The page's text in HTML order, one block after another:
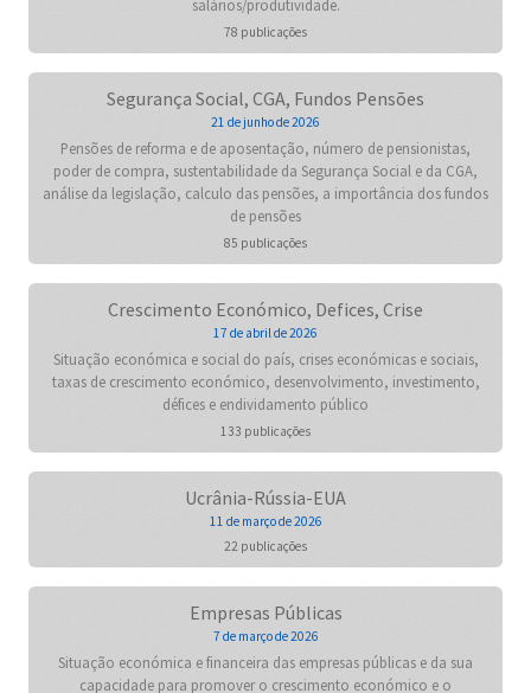
salários/produtividade.
78 publicações
Segurança Social, CGA, Fundos Pensões
21 de junho de 2026
Pensões de reforma e de aposentação, número de pensionistas,
poder de compra, sustentabilidade da Segurança Social e da CGA,
análise da legislação, calculo das pensões, a importância dos fundos
de pensões
85 publicações
Crescimento Económico, Defices, Crise
17 de abril de 2026
Situação económica e social do país, crises económicas e sociais,
taxas de crescimento económico, desenvolvimento, investimento,
défices e endividamento público
133 publicações
Ucrânia-Rússia-EUA
11 de março de 2026
22 publicações
Empresas Públicas
7 de março de 2026
Situação económica e financeira das empresas públicas e da sua
capacidade para promover o crescimento económico e o